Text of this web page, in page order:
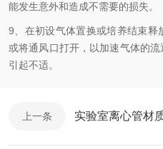
能发生意外和造成不需要的损失。
9、在初设气体置换或培养结束释
或将通风口打开，以加速气体的
引起不适。
上一条 实验室离心管材